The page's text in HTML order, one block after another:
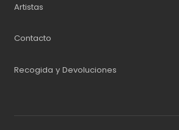
Artistas
Contacto
Recogida y Devoluciones